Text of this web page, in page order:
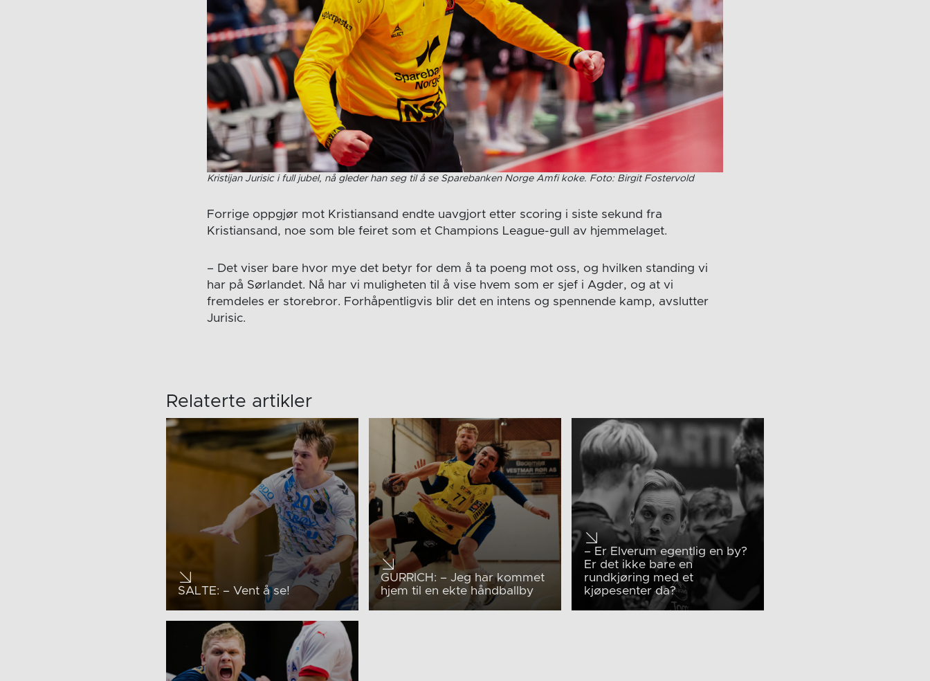
Kristijan Jurisic i full jubel, nå gleder han seg til å se Sparebanken Norge Amfi koke. Foto: Birgit Fostervold
Forrige oppgjør mot Kristiansand endte uavgjort etter scoring i siste sekund fra
Kristiansand, noe som ble feiret som et Champions League-gull av hjemmelaget.
– Det viser bare hvor mye det betyr for dem å ta poeng mot oss, og hvilken standing vi
har på Sørlandet. Nå har vi muligheten til å vise hvem som er sjef i Agder, og at vi
fremdeles er storebror. Forhåpentligvis blir det en intens og spennende kamp, avslutter
Jurisic.
Relaterte artikler
SALTE: – Vent å se!
GURRICH: – Jeg har kommet
hjem til en ekte håndballby
– Er Elverum egentlig en by?
Er det ikke bare en
rundkjøring med et
kjøpesenter da?